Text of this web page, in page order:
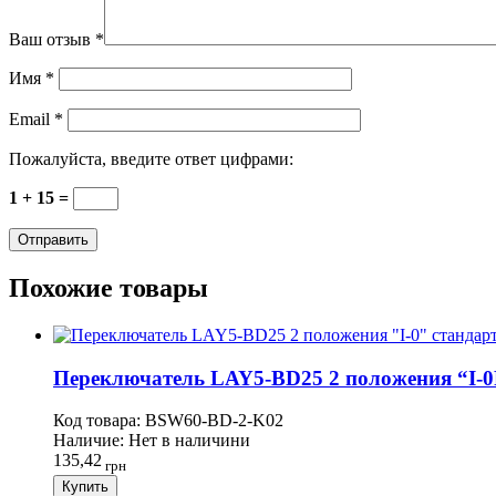
Ваш отзыв *
Имя *
Email *
Пожалуйста, введите ответ цифрами:
1 + 15 =
Похожие товары
Переключатель LAY5-BD25 2 положения “I-
Код товара: BSW60-BD-2-K02
Наличие: Нет в наличини
135,42 грн
Купить